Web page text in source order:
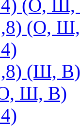
(О,
(О,
(Ш, В)
Ш, В)